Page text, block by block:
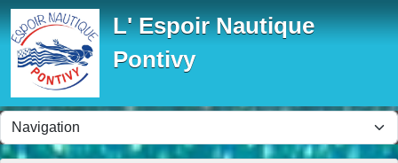
L' Espoir Nautique
Pontivy
Panneau de gestion des cookies